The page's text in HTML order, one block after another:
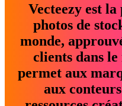
Vecteezy est
photos de
monde,
clients dans
permet aux
aux